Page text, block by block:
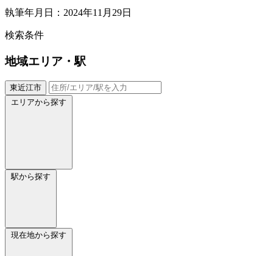
執筆年月日：2024年11月29日
検索条件
地域エリア・駅
東近江市
エリアから探す
駅から探す
現在地から探す